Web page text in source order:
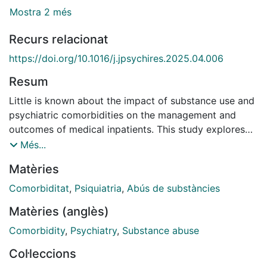
Mostra 2 més
Recurs relacionat
https://doi.org/10.1016/j.jpsychires.2025.04.006
Resum
Little is known about the impact of substance use and
psychiatric comorbidities on the management and
outcomes of medical inpatients. This study explores
the influence of psychiatric comorbidities, and
length of hospital stay (LOS), Health-Related Quality
of Life (HRQoL), and functioning in 800 medical
Multivariate analyses demonstrated that psychiatric
comorbidities were associated with reduced HRQoL
functioning (beta = 3.4, p-value
Més...
Matèries
Comorbiditat, Psiquiatria, Abús de substàncies
Matèries (anglès)
Comorbidity, Psychiatry, Substance abuse
Col·leccions